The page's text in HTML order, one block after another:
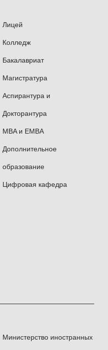
Лицей
Колледж
Бакалавриат
Магистратура
Аспирантура и
Докторантура
MBA и EMBA
Дополнительное
образование
Цифровая кафедра
Министерство иностранных